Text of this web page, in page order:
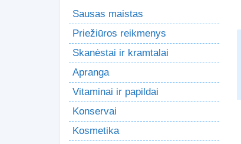
Sausas maistas
Priežiūros reikmenys
Skanėstai ir kramtalai
Apranga
Vitaminai ir papildai
Konservai
Kosmetika